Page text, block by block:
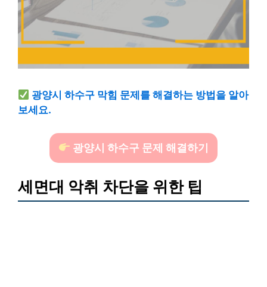
광양시 하수구 막힘 문제를 해결하는 방법을 알아
보세요.
광양시 하수구 문제 해결하기
세면대 악취 차단을 위한 팁